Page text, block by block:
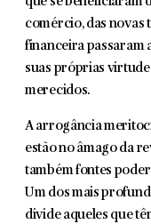
comércio, das novas
financeira passaram
suas próprias
merecidos.
A arrogância
estão no âmago da
também fontes
Um dos mais
divide aqueles que